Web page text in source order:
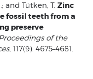
and Tütken, T. Zinc
fossil teeth from a
preserve
of the
, 117(9): 4675–4681.